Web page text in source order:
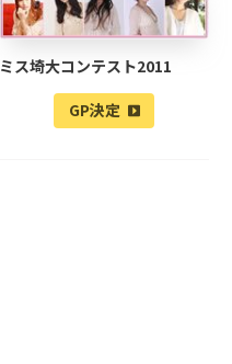
ミス埼大コンテスト2011
GP決定